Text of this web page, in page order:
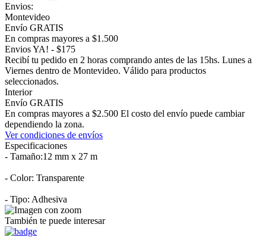
Envios:
Montevideo
Envío GRATIS
En compras mayores a $1.500
Envios YA! - $175
Recibí tu pedido en 2 horas comprando antes de las 15hs. Lunes a
Viernes dentro de Montevideo. Válido para productos
seleccionados.
Interior
Envío GRATIS
En compras mayores a $2.500 El costo del envío puede cambiar
dependiendo la zona.
Ver condiciones de envíos
Especificaciones
- Tamaño:12 mm x 27 m
- Color: Transparente
- Tipo: Adhesiva
También te puede interesar